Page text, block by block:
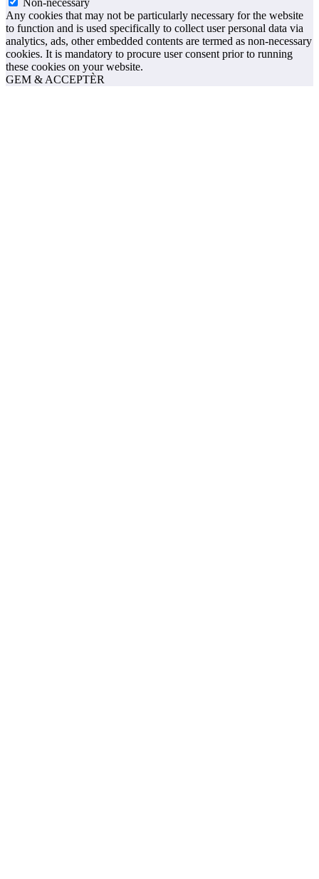
Any cookies that may not be particularly necessary for the website
to function and is used specifically to collect user personal data via
analytics, ads, other embedded contents are termed as non-necessary
cookies. It is mandatory to procure user consent prior to running
these cookies on your website.
GEM & ACCEPTÈR